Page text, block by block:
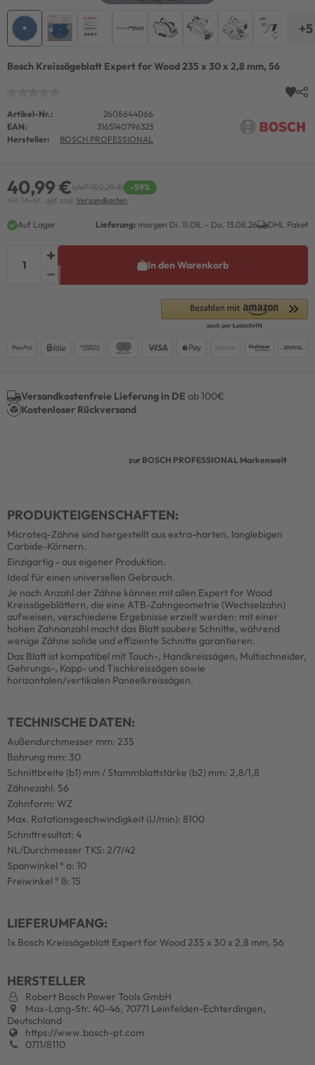
+5
Bosch Kreissägeblatt Expert for Wood 235 x 30 x 2,8 mm, 56
Artikel-Nr.:
2608644066
EAN:
3165140796323
Hersteller:
BOSCH PROFESSIONAL
40,99 €UVP 102,29 € -59%
inkl. MwSt., ggf. zzgl. Versandkosten
Auf Lager Lieferung: morgen Di. 11.08. - Do. 13.08.26 DHL Paket
In den Warenkorb
Versandkostenfreie Lieferung in DE ab 100€
Kostenloser Rückversand
zur BOSCH PROFESSIONAL Markenwelt
PRODUKTEIGENSCHAFTEN:
Microteq-Zähne sind hergestellt aus extra-harten, langlebigen
Carbide-Körnern.
Einzigartig - aus eigener Produktion.
Ideal für einen universellen Gebrauch.
Je nach Anzahl der Zähne können mit allen Expert for Wood
Kreissägeblättern, die eine ATB-Zahngeometrie (Wechselzahn)
aufweisen, verschiedene Ergebnisse erzielt werden: mit einer
hohen Zahnanzahl macht das Blatt saubere Schnitte, während
wenige Zähne solide und effiziente Schnitte garantieren.
Das Blatt ist kompatibel mit Tauch-, Handkreissägen, Multischneider,
Gehrungs-, Kapp- und Tischkreissägen sowie
horizontalen/vertikalen Paneelkreissägen.
TECHNISCHE DATEN:
Außendurchmesser mm: 235
Bohrung mm: 30
Schnittbreite (b1) mm / Stammblattstärke (b2) mm: 2,8/1,8
Zähnezahl: 56
Zahnform: WZ
Max. Rotationsgeschwindigkeit (U/min): 8100
Schnittresultat: 4
NL/Durchmesser TKS: 2/7/42
Spanwinkel ° a: 10
Freiwinkel ° ß: 15
LIEFERUMFANG:
1x Bosch Kreissägeblatt Expert for Wood 235 x 30 x 2,8 mm, 56
HERSTELLER
Robert Bosch Power Tools GmbH
Max-Lang-Str. 40-46, 70771 Leinfelden-Echterdingen,
Deutschland
https://www.bosch-pt.com
0711/8110